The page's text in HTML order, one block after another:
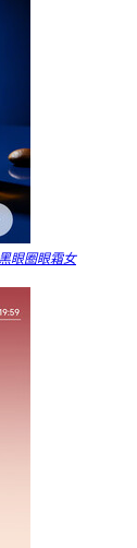
眼圈眼霜女